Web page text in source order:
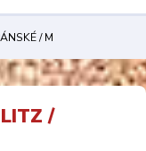
/ M
/